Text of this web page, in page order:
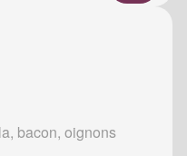
bacon, oignons